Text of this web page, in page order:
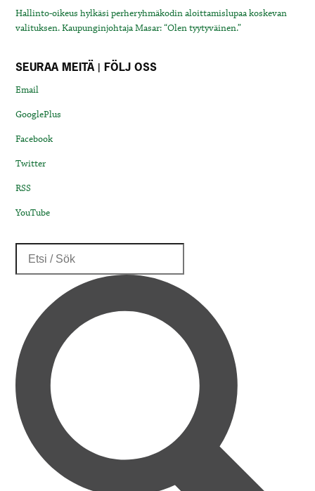
Hallinto-oikeus hylkäsi perheryhmäkodin aloittamislupaa koskevan
valituksen. Kaupunginjohtaja Masar: “Olen tyytyväinen.”
SEURAA MEITÄ | FÖLJ OSS
Email
GooglePlus
Facebook
Twitter
RSS
YouTube